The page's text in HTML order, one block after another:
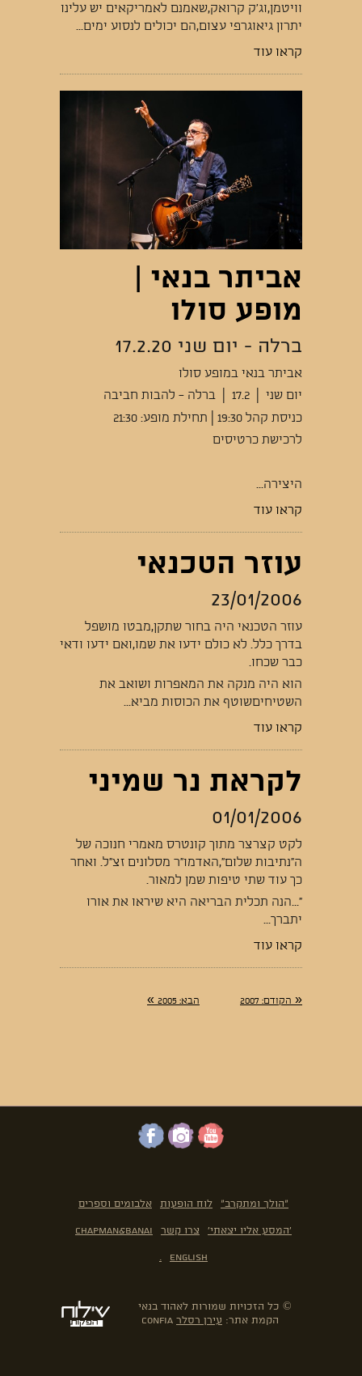
וויטמן,וג’ק קרואק,שאמנם לאמריקאים יש עלינו
יתרון גיאוגרפי עצום,הם יכולים לנסוע ימים...
קראו עוד
אביתר בנאי |
מופע סולו
ברלה - יום שני 17.2.20
אביתר בנאי במופע סולו
יום שני | 17.2 | ברלה - להבות חביבה
כניסת קהל 19:30 | תחילת מופע: 21:30
לרכישת כרטיסים
היצירה...
קראו עוד
עוזר הטכנאי
23/01/2006
עוזר הטכנאי היה בחור שתקן,מבטו מושפל
בדרך כלל. לא כולם ידעו את שמו,ואם ידעו ודאי
כבר שכחו.
הוא היה מנקה את המאפרות ושואב את
השטיחיםשוטף את הכוסות מביא...
קראו עוד
לקראת נר שמיני
01/01/2006
לקט קצרצר מתוך קונטרס מאמרי חנוכה של
ה"נתיבות שלום",האדמו"ר מסלונים זצ"ל. ואחר
כך עוד שתי טיפות שמן למאור.
"...הנה תכלית הבריאה היא שיראו את אורו
יתברך...
קראו עוד
« הקודם: 2007 הבא: 2005
»
"הולך ומתקרב" לוח הופעות אלבומים וספרים
'המסע אליו יצאתי'
צרו קשר
Chapman&Banai
English
.
© כל הזכויות שמורות לאהוד בנאי
הקמת אתר: עירן רסלר